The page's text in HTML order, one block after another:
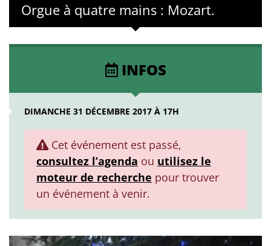
Orgue à quatre mains : Mozart.
INFOS
DIMANCHE 31 DÉCEMBRE 2017 À 17H
Cet événement est passé,
consultez l’agenda ou utilisez le
moteur de recherche pour trouver
un événement à venir.